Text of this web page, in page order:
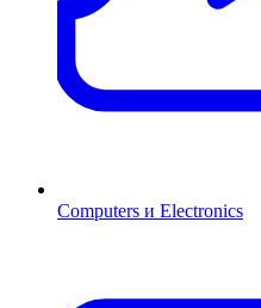
Computers и Electronics